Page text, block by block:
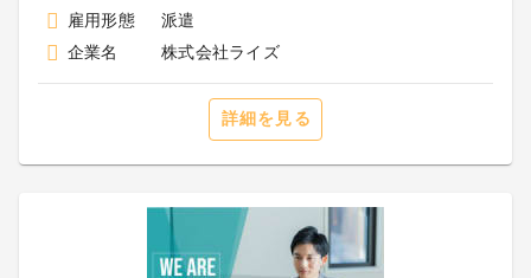
雇用形態
派遣
企業名
株式会社ライズ
詳細を見る